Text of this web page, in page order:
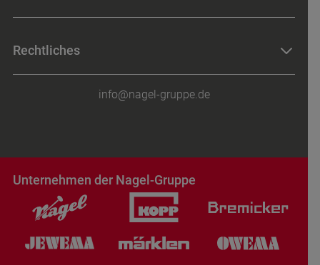
Messtechnik
Merchandising-Shop
Facebook
Instagram
Rechtliches
Verhaltenskodex
Cookie-Einwilligung
info@nagel-gruppe.de
Unternehmen der Nagel-Gruppe